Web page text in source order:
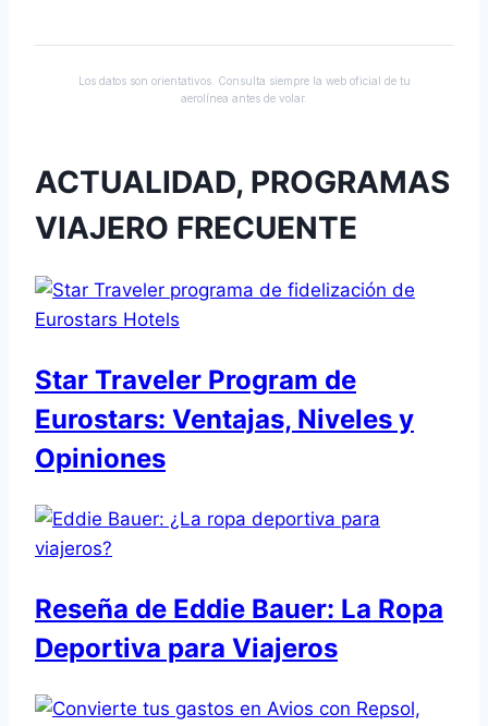
ACTUALIDAD, PROGRAMAS
VIAJERO FRECUENTE
Star Traveler Program de
Eurostars: Ventajas, Niveles y
Opiniones
Reseña de Eddie Bauer: La Ropa
Deportiva para Viajeros